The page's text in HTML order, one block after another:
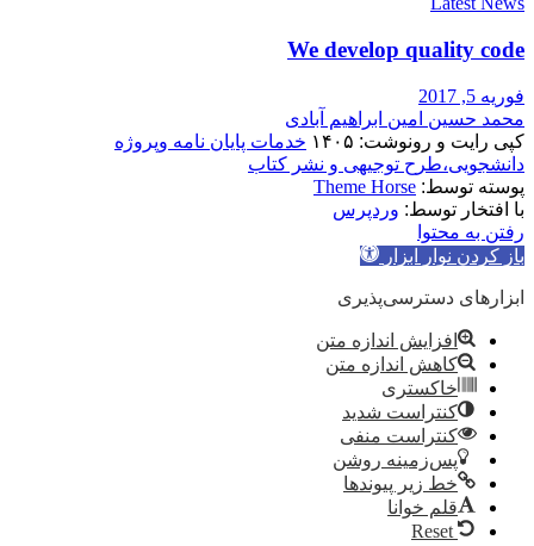
We develop quality code
فوریه 5, 2017
محمد حسین امین ابراهیم آبادی
کپی رایت و رونوشت: ۱۴۰۵
خدمات پایان نامه وپروژه
دانشجویی،طرح توجیهی و نشر کتاب
پوسته توسط: Theme Horse
با افتخار توسط: وردپرس
رفتن به محتوا
باز کردن نوار ابزار
ابزارهای دسترسی‌پذیری
افزایش اندازه متن
کاهش اندازه متن
خاکستری
کنتراست شدید
کنتراست منفی
پس‌زمینه روشن
خط زیر پیوندها
قلم خوانا
Reset